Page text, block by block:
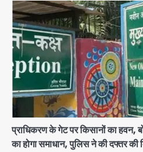
प्राधिकरण के गेट पर किसानों का हवन,
का होगा समाधान, पुलिस ने की दफ्तर की
3
Shooting:
वर्षीय किशोर
Avinash
4
Air India
कैप्टन का डोप
DGCA जांच
Avinash Kumar
Baramati
रनवे पर ट्रेनी